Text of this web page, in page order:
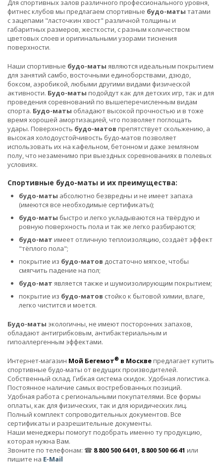
Для спортивных залов различного профессионального уровня,
фитнес клубов мы предлагаем спортивные будо-маты татами
с зацепами "ласточкин хвост" различной толщины и
габаритных размеров, жесткости, с разным количеством
цветовых слоев и оригинальными узорами тиснения
поверхности.
Наши спортивные будо-маты являются идеальным покрытием
для занятий самбо, восточными единоборствами, дзюдо,
боксом, аэробикой, любыми другими видами физической
активности. Будо-маты подойдут как для детских игр, так и для
проведения соревнований по вышеперечисленным видам
спорта. Будо-маты обладают высокой прочностью и в тоже
время хорошей амортизацией, что позволяет поглощать
удары. Поверхность будо-матов препятствует скольжению, а
высокая холодоустойчивость будо-матов позволяет
использовать их на кафельном, бетонном и даже земляном
полу, что незаменимо при выездных соревнованиях в полевых
условиях.
Спортивные будо-маты и их преимущества:
будо-маты абсолютно безвредны и не имеет запаха
(имеются все необходимые сертификаты);
будо-маты быстро и легко укладываются на твёрдую и
ровную поверхность пола и так же легко разбираются;
будо-мат имеет отличную теплоизоляцию, создаёт эффект
"тёплого пола";
покрытие из будо-матов достаточно мягкое, чтобы
смягчить падение на пол;
будо-мат является также и шумоизолирующим покрытием;
покрытие из будо-матов стойко к бытовой химии, влаге,
легко чистится и моется.
Будо-маты экологичны, не имеют посторонних запахов,
обладают антигрибковым, антибактериальным и
гипоаллергенным эффектами.
Интернет-магазин Мой Бегемот® в Москвепредлагает купить
спортивные будо-маты от ведущих производителей.
Собственный склад. Гибкая система скидок. Удобная логистика.
Постоянное наличие самых востребованных позиций.
Удобная работа с региональными покупателями. Все формы
оплаты, как для физических, так и для юридических лиц.
Полный комплект сопроводительных документов. Все
сертификаты и разрешительные документы.
Наши менеджеры помогут подобрать именно ту продукцию,
которая нужна Вам.
Звоните по телефонам: ☎ 8 800 500 64 01, 8 800 500 66 41 или
пишите на E-Mail